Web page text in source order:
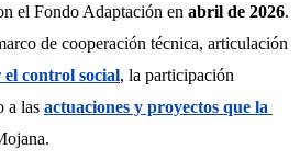
el Fondo Adaptación en abril de 2026.
de cooperación técnica, articulación
control social, la participación
a las actuaciones y proyectos que la